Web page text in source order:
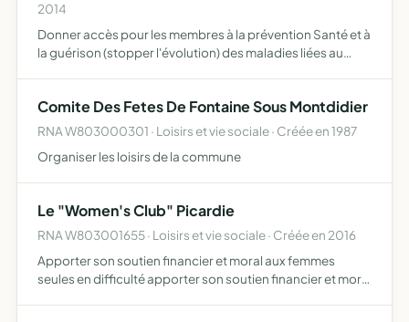
2014
Donner accès pour les membres à la prévention Santé et à
la guérison (stopper l'évolution) des maladies liées au
Comite Des Fetes De Fontaine Sous Montdidier
RNA W803000301 · Loisirs et vie sociale · Créée en 1987
Organiser les loisirs de la commune
Le "Women's Club" Picardie
RNA W803001655 · Loisirs et vie sociale · Créée en 2016
Apporter son soutien financier et moral aux femmes
seules en difficulté apporter son soutien financier et moral